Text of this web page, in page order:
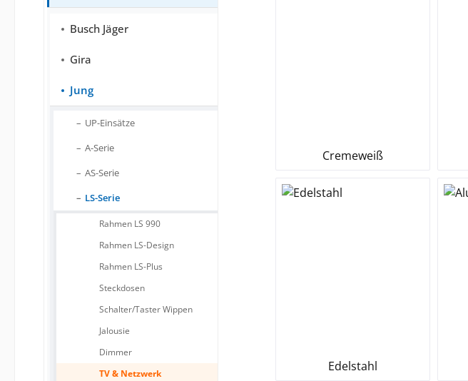
Busch Jäger
Gira
Jung
UP-Einsätze
A-Serie
AS-Serie
LS-Serie
Rahmen LS 990
Rahmen LS-Design
Rahmen LS-Plus
Steckdosen
Schalter/Taster Wippen
Jalousie
Dimmer
TV & Netzwerk
Cremeweiß
Edelstahl